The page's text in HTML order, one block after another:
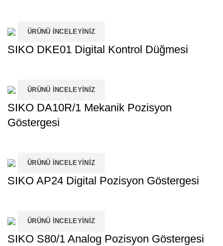
ÜRÜNÜ İNCELEYINIZ
SIKO DKE01 Digital Kontrol Düğmesi
ÜRÜNÜ İNCELEYINIZ
SIKO DA10R/1 Mekanik Pozisyon
Göstergesi
ÜRÜNÜ İNCELEYINIZ
SIKO AP24 Digital Pozisyon Göstergesi
ÜRÜNÜ İNCELEYINIZ
SIKO S80/1 Analog Pozisyon Göstergesi